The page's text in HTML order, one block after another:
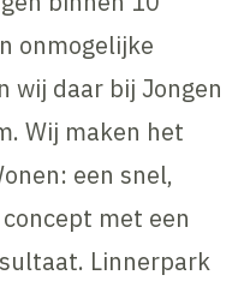
onmogelijke
wij daar bij Jongen
Wij maken het
een snel,
met een
Linnerpark